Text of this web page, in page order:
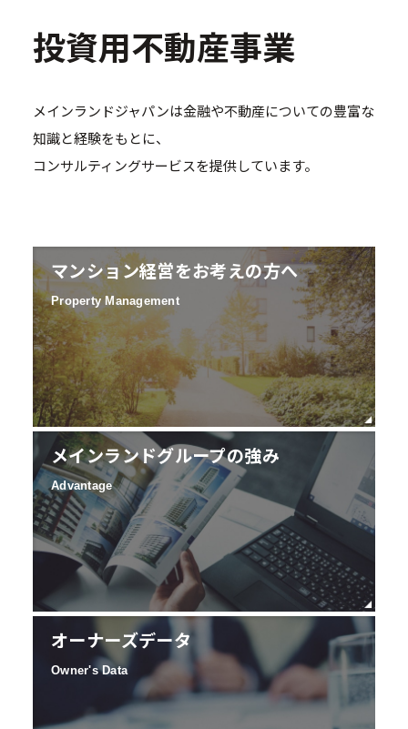
投資用不動産事業
メインランドジャパンは金融や不動産についての豊富な
知識と経験をもとに、
コンサルティングサービスを提供しています。
マンション経営をお考えの方へ
Property Management
メインランドグループの強み
Advantage
オーナーズデータ
Owner's Data